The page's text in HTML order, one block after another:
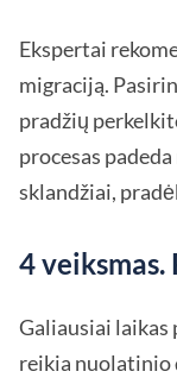
Ekspertai
migraciją.
pradžių
procesas
sklandžiai,
4
Galiausiai laikas
reikia nuolatinio